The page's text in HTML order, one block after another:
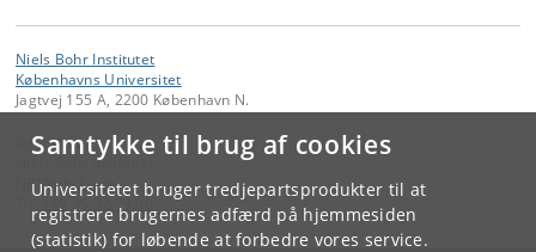
Samtykke til brug af cookies
Universitetet bruger tredjepartsprodukter til at
registrere brugernes adfærd på hjemmesiden
(statistik) for løbende at forbedre vores service.
Niels Bohr Institutet
Københavns Universitet
Jagtvej 155 A, 2200 København N.
Kontakt:
Niels Bohr Institutet
NBI@ nbi ku.dk